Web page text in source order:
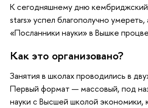
К сегодняшнему дню кембриджский
stars» успел благополучно умереть,
«Посланники науки» в Вышке
Как это организовано?
Занятия в школах проводились в
Первый формат — массовый, под
науки с Высшей школой экономики,